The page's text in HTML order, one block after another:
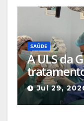
SAÚDE
A ULS da
técnica
Jul 29,